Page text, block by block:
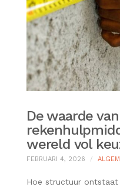
De waarde
wereld vol
FEBRUARI 4, 2026
Hoe structuur